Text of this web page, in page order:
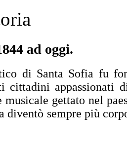
ad oggi.
di Santa Sofia fu
cittadini appassionati
gettato nel
diventò sempre più